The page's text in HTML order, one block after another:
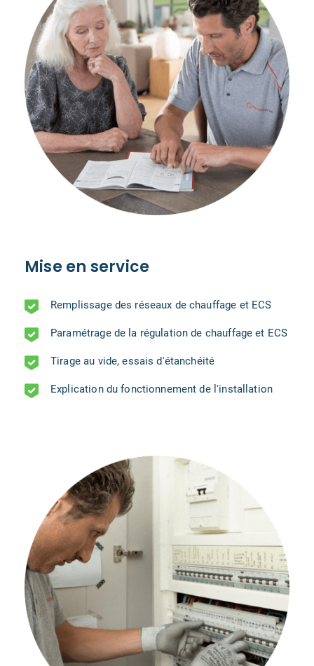
Mise en service
Remplissage des réseaux de chauffage et ECS
Paramétrage de la régulation de chauffage et ECS
Tirage au vide, essais d'étanchéité
Explication du fonctionnement de l'installation